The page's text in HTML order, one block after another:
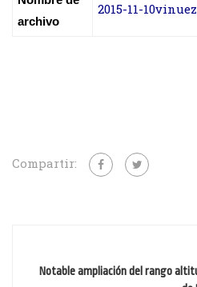
archivo
2015-11-
Compartir:
Notable ampliación del rango